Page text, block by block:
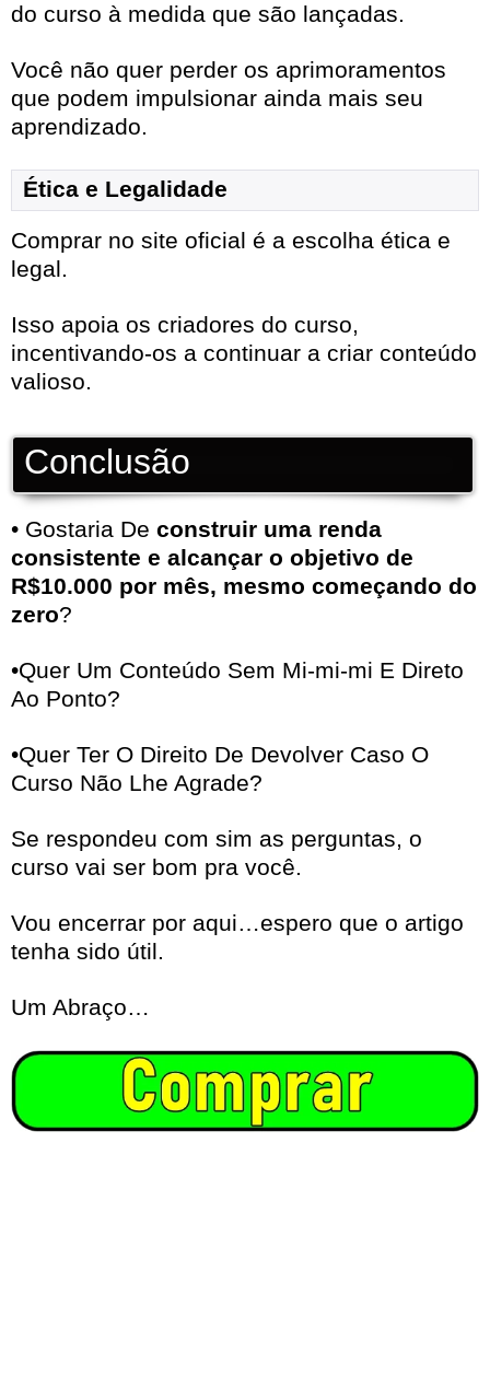
do curso à medida que são lançadas.
Você não quer perder os aprimoramentos
que podem impulsionar ainda mais seu
aprendizado.
Ética e Legalidade
Comprar no site oficial é a escolha ética e
legal.
Isso apoia os criadores do curso,
incentivando-os a continuar a criar conteúdo
valioso.
Conclusão
• Gostaria De construir uma renda
consistente e alcançar o objetivo de
R$10.000 por mês, mesmo começando do
zero?
•Quer Um Conteúdo Sem Mi-mi-mi E Direto
Ao Ponto?
•Quer Ter O Direito De Devolver Caso O
Curso Não Lhe Agrade?
Se respondeu com sim as perguntas, o
curso vai ser bom pra você.
Vou encerrar por aqui…espero que o artigo
tenha sido útil.
Um Abraço…